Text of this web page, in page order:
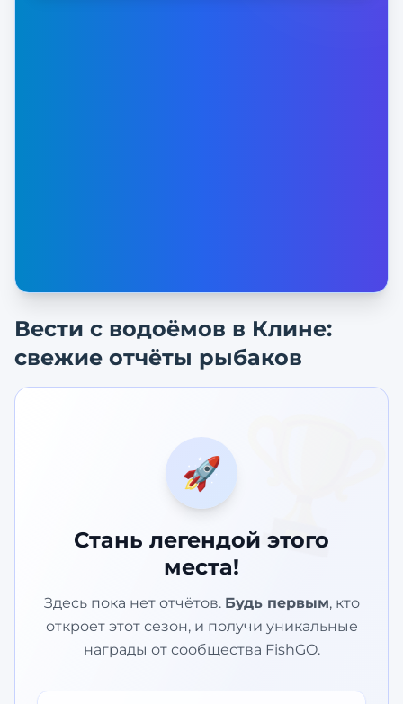
Вести с водоёмов в Клине:
свежие отчёты рыбаков
🏆
🚀
Стань легендой этого
места!
Здесь пока нет отчётов. Будь первым, кто
откроет этот сезон, и получи уникальные
награды от сообщества FishGO.